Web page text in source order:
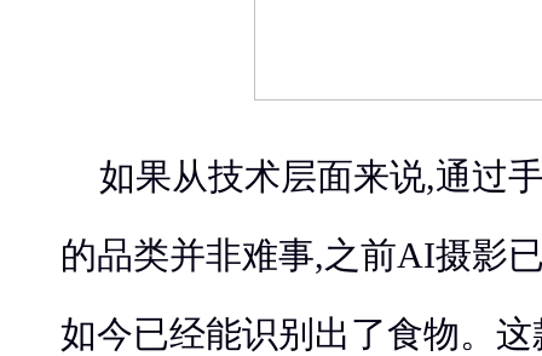
如果从技术层面来说,通过
的品类并非难事,之前AI摄影
如今已经能识别出了食物。